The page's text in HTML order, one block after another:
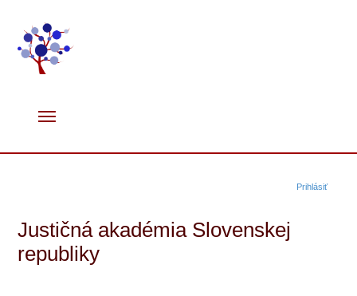
Prihlásiť
Justičná akadémia Slovenskej
republiky